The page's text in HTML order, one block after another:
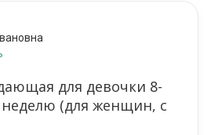
для девочки 8-
неделю (для женщин, с